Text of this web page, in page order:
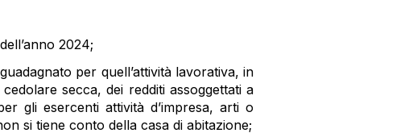
2024;
per quell’attività lavorativa, in
secca, dei redditi assoggettati a
gli esercenti attività d’impresa, arti o
si tiene conto della casa di abitazione;